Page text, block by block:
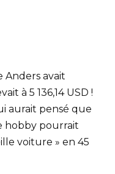
Anders avait
à 5 136,14 USD !
aurait pensé que
hobby pourrait
voiture » en 45